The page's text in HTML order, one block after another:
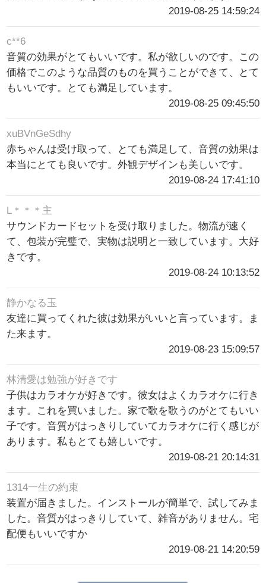
2019-08-25 14:59:24
c**6
音質の効果がとてもいいです。私が欲しいのです。この
価格でこのような品質のものを買うことができて、とて
もいいです。とても満足しています。
2019-08-25 09:45:50
xuBVnGeSdhy
赤ちゃんは受け取って、とても満足して、音質の効果は
本当にとても良いです。外観デザインも美しいです。
2019-08-24 17:41:10
L＊＊＊主
サウンドカードセットを受け取りました。物流が速く
て、包装が完璧で、実物は説明と一致しています。大好
きです。
2019-08-24 10:13:52
静かなる玉
友達に買ってくれた彼は効果がいいと言っています。ま
た来ます。
2019-08-23 15:09:57
林清愛は勉強が好きです
子供はカラオケが好きです。彼女はよくカラオケに行き
ます。これを買いました。家で歌を歌うのがとてもいい
子です。音質がはっきりしていてカラオケに行く感じが
あります。私もとても嬉しいです。
2019-08-21 20:14:31
1314一生の約束
装置が届きました。インストールが簡単で、試してみま
した。音質がはっきりしていて、雑音がありません。宅
配便もいいですか
2019-08-21 14:20:59